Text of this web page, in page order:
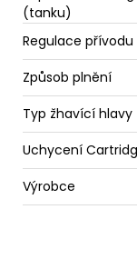
(tanku)
Regulace
Způsob plnění
Typ žhavící hlavy
Uchycení
Výrobce